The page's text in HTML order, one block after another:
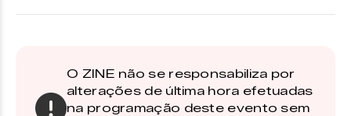
O ZINE não se responsabiliza por
alterações de última hora efetuadas
na programação deste evento sem